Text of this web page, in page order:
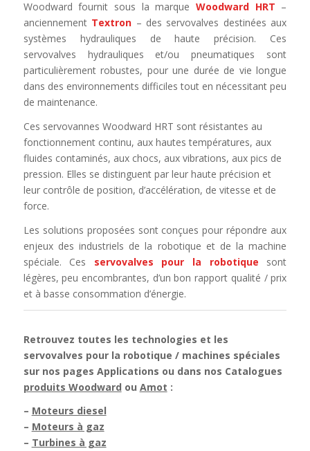
Woodward fournit sous la marqueWoodward HRT –
anciennement Textron – des servovalves destinées aux
systèmes hydrauliques de haute précision. Ces
servovalves hydrauliques et/ou pneumatiques sont
particulièrement robustes, pour une durée de vie longue
dans des environnements difficiles tout en nécessitant peu
de maintenance.
Ces servovannes Woodward HRT sont résistantes au
fonctionnement continu, aux hautes températures, aux
fluides contaminés, aux chocs, aux vibrations, aux pics de
pression. Elles se distinguent par leur haute précision et
leur contrôle de position, d’accélération, de vitesse et de
force.
Les solutions proposées sont conçues pour répondre aux
enjeux des industriels de la robotique et de la machine
spéciale. Ces servovalves pour la robotique sont
légères, peu encombrantes, d’un bon rapport qualité / prix
et à basse consommation d’énergie.
Retrouvez toutes les technologies et les
servovalves pour la robotique / machines spéciales
sur nos pages Applications ou dans nos Catalogues
produits Woodward ou Amot :
– Moteurs diesel
– Moteurs à gaz
– Turbines à gaz